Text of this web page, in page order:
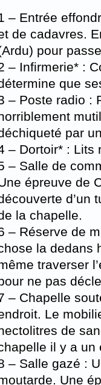
– Entrée
de cadavres.
pour
– Infirmerie* :
que
– Poste radio :
par
– Dortoir* : Lits
– Salle de
épreuve de
d’un
la chapelle.
– Réserve de
la dedans
traverser
ne pas
– Chapelle
Le
de
il y a un
– Salle gazé :
Une